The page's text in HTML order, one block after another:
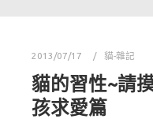
2013/07/17 貓-雜記
貓的習性~請
孩求愛篇